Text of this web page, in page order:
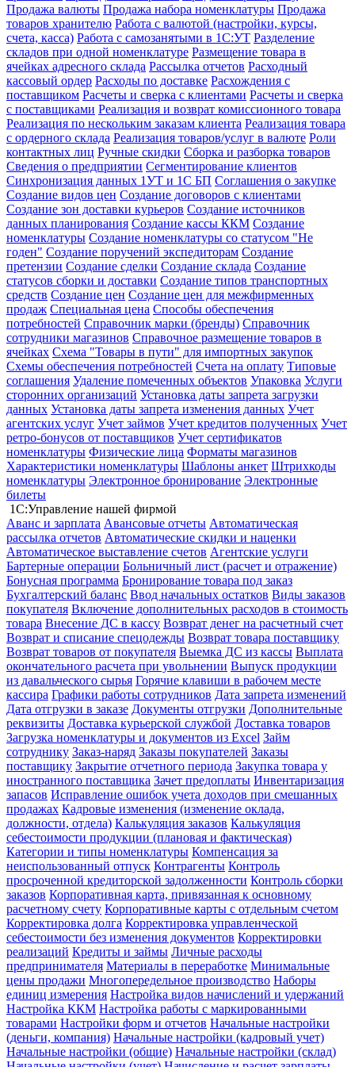
Продажа валюты Продажа набора номенклатуры Продажа
товаров хранителю Работа с валютой (настройки, курсы,
счета, касса) Работа с самозанятыми в 1С:УТ Разделение
складов при одной номенклатуре Размещение товара в
ячейках адресного склада Рассылка отчетов Расходный
кассовый ордер Расходы по доставке Расхождения с
поставщиком Расчеты и сверка с клиентами Расчеты и сверка
с поставщиками Реализация и возврат комиссионного товара
Реализация по нескольким заказам клиента Реализация товара
с ордерного склада Реализация товаров/услуг в валюте Роли
контактных лиц Ручные скидки Сборка и разборка товаров
Сведения о предприятии Сегментирование клиентов
Синхронизация данных 1УТ и 1С БП Соглашения о закупке
Создание видов цен Создание договоров с клиентами
Создание зон доставки курьеров Создание источников
данных планирования Создание кассы ККМ Создание
номенклатуры Создание номенклатуры со статусом "Не
годен" Создание поручений экспедиторам Создание
претензии Создание сделки Создание склада Создание
статусов сборки и доставки Создание типов транспортных
средств Создание цен Создание цен для межфирменных
продаж Специальная цена Способы обеспечения
потребностей Справочник марки (бренды) Справочник
сотрудники магазинов Справочное размещение товаров в
ячейках Схема "Товары в пути" для импортных закупок
Схемы обеспечения потребностей Счета на оплату Типовые
соглашения Удаление помеченных объектов Упаковка Услуги
сторонних организаций Установка даты запрета загрузки
данных Установка даты запрета изменения данных Учет
агентских услуг Учет займов Учет кредитов полученных Учет
ретро-бонусов от поставщиков Учет сертификатов
номенклатуры Физические лица Форматы магазинов
Характеристики номенклатуры Шаблоны анкет Штрихкоды
номенклатуры Электронное бронирование Электронные
билеты
1С:Управление нашей фирмой
Аванс и зарплата Авансовые отчеты Автоматическая
рассылка отчетов Автоматические скидки и наценки
Автоматическое выставление счетов Агентские услуги
Бартерные операции Больничный лист (расчет и отражение)
Бонусная программа Бронирование товара под заказ
Бухгалтерский баланс Ввод начальных остатков Виды заказов
покупателя Включение дополнительных расходов в стоимость
товара Внесение ДС в кассу Возврат денег на расчетный счет
Возврат и списание спецодежды Возврат товара поставщику
Возврат товаров от покупателя Выемка ДС из кассы Выплата
окончательного расчета при увольнении Выпуск продукции
из давальческого сырья Горячие клавиши в рабочем месте
кассира Графики работы сотрудников Дата запрета изменений
Дата отгрузки в заказе Документы отгрузки Дополнительные
реквизиты Доставка курьерской службой Доставка товаров
Загрузка номенклатуры и документов из Excel Займ
сотруднику Заказ-наряд Заказы покупателей Заказы
поставщику Закрытие отчетного периода Закупка товара у
иностранного поставщика Зачет предоплаты Инвентаризация
запасов Исправление ошибок учета доходов при смешанных
продажах Кадровые изменения (изменение оклада,
должности, отдела) Калькуляция заказов Калькуляция
себестоимости продукции (плановая и фактическая)
Категории и типы номенклатуры Компенсация за
неиспользованный отпуск Контрагенты Контроль
просроченной кредиторской задолженности Контроль сборки
заказов Корпоративная карта, привязанная к основному
расчетному счету Корпоративные карты с отдельным счетом
Корректировка долга Корректировка управленческой
себестоимости без изменения документов Корректировки
реализаций Кредиты и займы Личные расходы
предпринимателя Материалы в переработке Минимальные
цены продажи Многопередельное производство Наборы
единиц измерения Настройка видов начислений и удержаний
Настройка ККМ Настройка работы с маркированными
товарами Настройки форм и отчетов Начальные настройки
(деньги, компания) Начальные настройки (кадровый учет)
Начальные настройки (общие) Начальные настройки (склад)